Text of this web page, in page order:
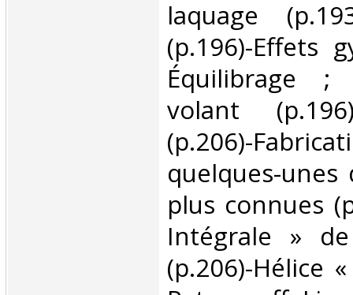
laquage
(p.196)-Effets
Équilibrage ;
volant
(p.206)-
quelques-unes
plus connues
Intégrale »
(p.206)-Hélice